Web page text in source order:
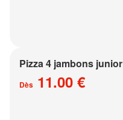
Pizza 4 jambons junior
Dès 11.00 €